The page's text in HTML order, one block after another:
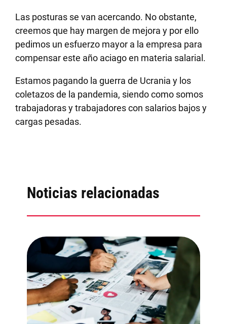
Las posturas se van acercando. No obstante,
creemos que hay margen de mejora y por ello
pedimos un esfuerzo mayor a la empresa para
compensar este año aciago en materia salarial.
Estamos pagando la guerra de Ucrania y los
coletazos de la pandemia, siendo como somos
trabajadoras y trabajadores con salarios bajos y
cargas pesadas.
Noticias relacionadas